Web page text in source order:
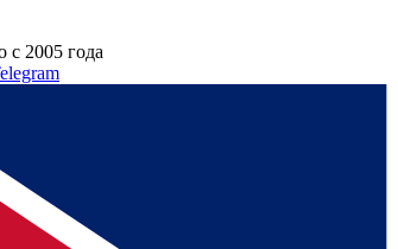
с 2005 года